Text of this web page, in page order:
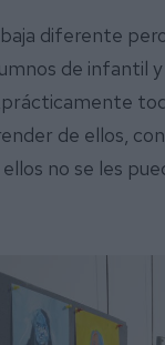
diferente
de infantil
de ellos,
no se les